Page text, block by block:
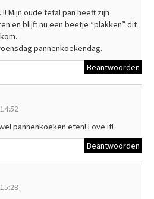
Mijn oude tefal pan heeft zijn
en blijft nu een beetje “plakken” dit
pannenkoekendag.
Beantwoorden
pannenkoeken eten! Love it!
Beantwoorden